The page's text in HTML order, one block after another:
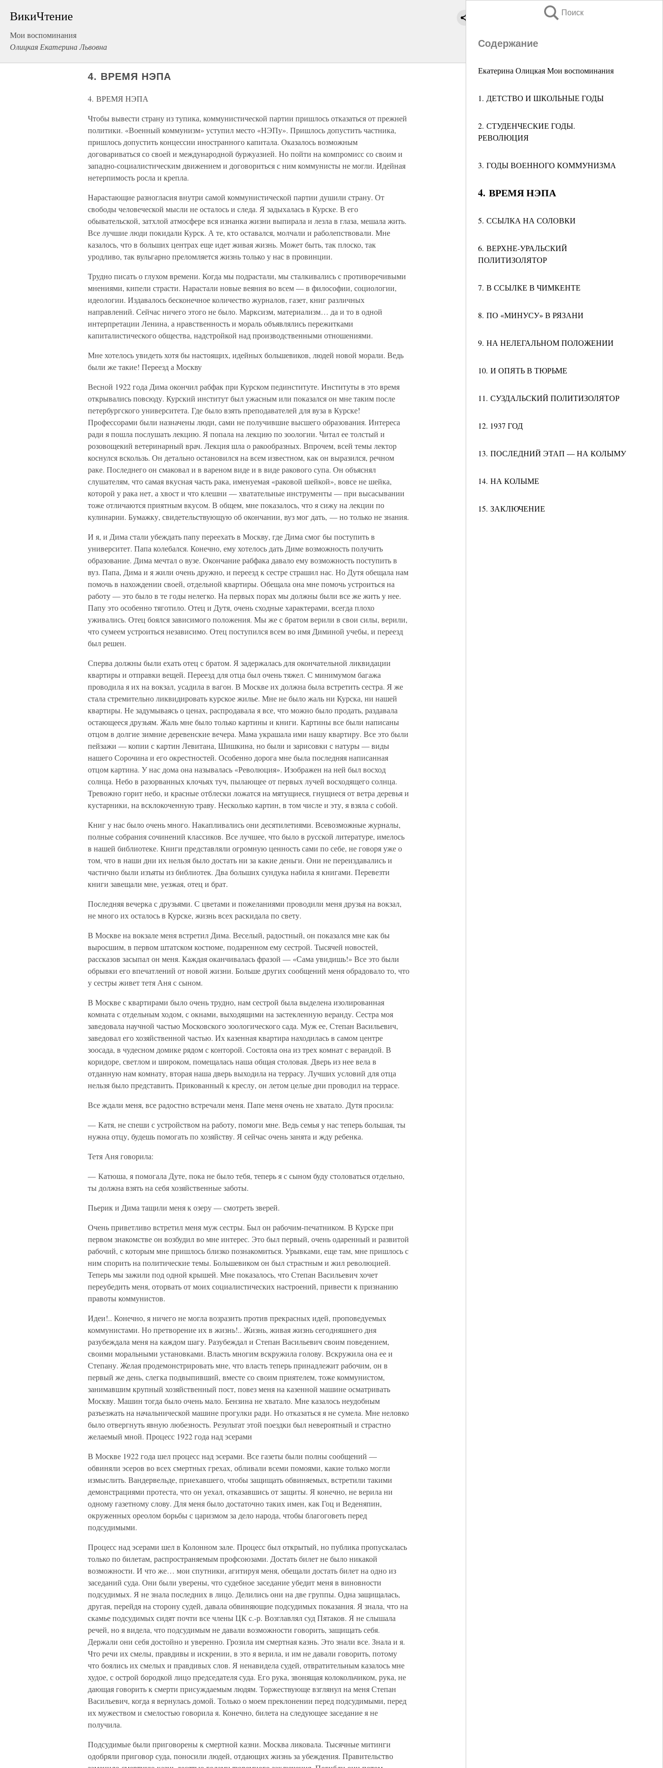
ВикиЧтение
Мои воспоминания
Олицкая Екатерина Львовна
Поиск
Содержание
Екатерина Олицкая Мои воспоминания
1. ДЕТСТВО И ШКОЛЬНЫЕ ГОДЫ
2. СТУДЕНЧЕСКИЕ ГОДЫ.
РЕВОЛЮЦИЯ
3. ГОДЫ ВОЕННОГО КОММУНИЗМА
4. ВРЕМЯ НЭПА
5. ССЫЛКА НА СОЛОВКИ
6. ВЕРХНЕ-УРАЛЬСКИЙ
ПОЛИТИЗОЛЯТОР
7. В ССЫЛКЕ В ЧИМКЕНТЕ
8. ПО «МИНУСУ» В РЯЗАНИ
9. НА НЕЛЕГАЛЬНОМ ПОЛОЖЕНИИ
10. И ОПЯТЬ В ТЮРЬМЕ
11. СУЗДАЛЬСКИЙ ПОЛИТИЗОЛЯТОР
12. 1937 ГОД
13. ПОСЛЕДНИЙ ЭТАП — НА КОЛЫМУ
14. НА КОЛЫМЕ
15. ЗАКЛЮЧЕНИЕ
4. ВРЕМЯ НЭПА
4. ВРЕМЯ НЭПА
Чтобы вывести страну из тупика, коммунистической партии пришлось отказаться от прежней
политики. «Военный коммунизм» уступил место «НЭПу». Пришлось допустить частника,
пришлось допустить концессии иностранного капитала. Оказалось возможным
договариваться со своей и международной буржуазией. Но пойти на компромисс со своим и
западно-социалистическим движением и договориться с ним коммунисты не могли. Идейная
нетерпимость росла и крепла.
Нарастающие разногласия внутри самой коммунистической партии душили страну. От
свободы человеческой мысли не осталось и следа. Я задыхалась в Курске. В его
обывательской, затхлой атмосфере вся изнанка жизни выпирала и лезла в глаза, мешала жить.
Все лучшие люди покидали Курск. А те, кто оставался, молчали и раболепствовали. Мне
казалось, что в больших центрах еще идет живая жизнь. Может быть, так плоско, так
уродливо, так вульгарно преломляется жизнь только у нас в провинции.
Трудно писать о глухом времени. Когда мы подрастали, мы сталкивались с противоречивыми
мнениями, кипели страсти. Нарастали новые веяния во всем — в философии, социологии,
идеологии. Издавалось бесконечное количество журналов, газет, книг различных
направлений. Сейчас ничего этого не было. Марксизм, материализм… да и то в одной
интерпретации Ленина, а нравственность и мораль объявлялись пережитками
капиталистического общества, надстройкой над производственными отношениями.
Мне хотелось увидеть хотя бы настоящих, идейных большевиков, людей новой морали. Ведь
были же такие! Переезд а Москву
Весной 1922 года Дима окончил рабфак при Курском пединституте. Институты в это время
открывались повсюду. Курский институт был ужасным или показался он мне таким после
петербургского университета. Где было взять преподавателей для вуза в Курске!
Профессорами были назначены люди, сами не получившие высшего образования. Интереса
ради я пошла послушать лекцию. Я попала на лекцию по зоологии. Читал ее толстый и
розовощекий ветеринарный врач. Лекция шла о ракообразных. Впрочем, всей темы лектор
коснулся вскользь. Он детально остановился на всем известном, как он выразился, речном
раке. Последнего он смаковал и в вареном виде и в виде ракового супа. Он объяснял
слушателям, что самая вкусная часть рака, именуемая «раковой шейкой», вовсе не шейка,
которой у рака нет, а хвост и что клешни — хватательные инструменты — при высасывании
тоже отличаются приятным вкусом. В общем, мне показалось, что я сижу на лекции по
кулинарии. Бумажку, свидетельствующую об окончании, вуз мог дать, — но только не знания.
И я, и Дима стали убеждать папу переехать в Москву, где Дима смог бы поступить в
университет. Папа колебался. Конечно, ему хотелось дать Диме возможность получить
образование. Дима мечтал о вузе. Окончание рабфака давало ему возможность поступить в
вуз. Папа, Дима и я жили очень дружно, и переезд к сестре страшил нас. Но Дутя обещала нам
помочь в нахождении своей, отдельной квартиры. Обещала она мне помочь устроиться на
работу — это было в те годы нелегко. На первых порах мы должны были все же жить у нее.
Папу это особенно тяготило. Отец и Дутя, очень сходные характерами, всегда плохо
уживались. Отец боялся зависимого положения. Мы же с братом верили в свои силы, верили,
что сумеем устроиться независимо. Отец поступился всем во имя Диминой учебы, и переезд
был решен.
Сперва должны были ехать отец с братом. Я задержалась для окончательной ликвидации
квартиры и отправки вещей. Переезд для отца был очень тяжел. С минимумом багажа
проводила я их на вокзал, усадила в вагон. В Москве их должна была встретить сестра. Я же
стала стремительно ликвидировать курское жилье. Мне не было жаль ни Курска, ни нашей
квартиры. Не задумываясь о ценах, распродавала я все, что можно было продать, раздавала
остающееся друзьям. Жаль мне было только картины и книги. Картины все были написаны
отцом в долгие зимние деревенские вечера. Мама украшала ими нашу квартиру. Все это были
пейзажи — копии с картин Левитана, Шишкина, но были и зарисовки с натуры — виды
нашего Сорочина и его окрестностей. Особенно дорога мне была последняя написанная
отцом картина. У нас дома она называлась «Революция». Изображен на ней был восход
солнца. Небо в разорванных клочьях туч, пылающее от первых лучей восходящего солнца.
Тревожно горит небо, и красные отблески ложатся на мятущиеся, гнущиеся от ветра деревья и
кустарники, на всклокоченную траву. Несколько картин, в том числе и эту, я взяла с собой.
Книг у нас было очень много. Накапливались они десятилетиями. Всевозможные журналы,
полные собрания сочинений классиков. Все лучшее, что было в русской литературе, имелось
в нашей библиотеке. Книги представляли огромную ценность сами по себе, не говоря уже о
том, что в наши дни их нельзя было достать ни за какие деньги. Они не переиздавались и
частично были изъяты из библиотек. Два больших сундука набила я книгами. Перевезти
книги завещали мне, уезжая, отец и брат.
Последняя вечерка с друзьями. С цветами и пожеланиями проводили меня друзья на вокзал,
не много их осталось в Курске, жизнь всех раскидала по свету.
В Москве на вокзале меня встретил Дима. Веселый, радостный, он показался мне как бы
выросшим, в первом штатском костюме, подаренном ему сестрой. Тысячей новостей,
рассказов засыпал он меня. Каждая оканчивалась фразой — «Сама увидишь!» Все это были
обрывки его впечатлений от новой жизни. Больше других сообщений меня обрадовало то, что
у сестры живет тетя Аня с сыном.
В Москве с квартирами было очень трудно, нам сестрой была выделена изолированная
комната с отдельным ходом, с окнами, выходящими на застекленную веранду. Сестра моя
заведовала научной частью Московского зоологического сада. Муж ее, Степан Васильевич,
заведовал его хозяйственной частью. Их казенная квартира находилась в самом центре
зоосада, в чудесном домике рядом с конторой. Состояла она из трех комнат с верандой. В
коридоре, светлом и широком, помещалась наша общая столовая. Дверь из нее вела в
отданную нам комнату, вторая наша дверь выходила на террасу. Лучших условий для отца
нельзя было представить. Прикованный к креслу, он летом целые дни проводил на террасе.
Все ждали меня, все радостно встречали меня. Папе меня очень не хватало. Дутя просила:
— Катя, не спеши с устройством на работу, помоги мне. Ведь семья у нас теперь большая, ты
нужна отцу, будешь помогать по хозяйству. Я сейчас очень занята и жду ребенка.
Тетя Аня говорила:
— Катюша, я помогала Дуте, пока не было тебя, теперь я с сыном буду столоваться отдельно,
ты должна взять на себя хозяйственные заботы.
Пьерик и Дима тащили меня к озеру — смотреть зверей.
Очень приветливо встретил меня муж сестры. Был он рабочим-печатником. В Курске при
первом знакомстве он возбудил во мне интерес. Это был первый, очень одаренный и развитой
рабочий, с которым мне пришлось близко познакомиться. Урывками, еще там, мне пришлось с
ним спорить на политические темы. Большевиком он был страстным и жил революцией.
Теперь мы зажили под одной крышей. Мне показалось, что Степан Васильевич хочет
переубедить меня, оторвать от моих социалистических настроений, привести к признанию
правоты коммунистов.
Идеи!.. Конечно, я ничего не могла возразить против прекрасных идей, проповедуемых
коммунистами. Но претворение их в жизнь!.. Жизнь, живая жизнь сегодняшнего дня
разубеждала меня на каждом шагу. Разубеждал и Степан Васильевич своим поведением,
своими моральными установками. Власть многим вскружила голову. Вскружила она ее и
Степану. Желая продемонстрировать мне, что власть теперь принадлежит рабочим, он в
первый же день, слегка подвыпивший, вместе со своим приятелем, тоже коммунистом,
занимавшим крупный хозяйственный пост, повез меня на казенной машине осматривать
Москву. Машин тогда было очень мало. Бензина не хватало. Мне казалось неудобным
разъезжать на начальнической машине прогулки ради. Но отказаться я не сумела. Мне неловко
было отвергнуть явную любезность. Результат этой поездки был невероятный и страстно
желаемый мной. Процесс 1922 года над эсерами
В Москве 1922 года шел процесс над эсерами. Все газеты были полны сообщений —
обвиняли эсеров во всех смертных грехах, обливали всеми помоями, какие только могли
измыслить. Вандервельде, приехавшего, чтобы защищать обвиняемых, встретили такими
демонстрациями протеста, что он уехал, отказавшись от защиты. Я конечно, не верила ни
одному газетному слову. Для меня было достаточно таких имен, как Гоц и Веденяпин,
окруженных ореолом борьбы с царизмом за дело народа, чтобы благоговеть перед
подсудимыми.
Процесс над эсерами шел в Колонном зале. Процесс был открытый, но публика пропускалась
только по билетам, распространяемым профсоюзами. Достать билет не было никакой
возможности. И что же… мои спутники, агитируя меня, обещали достать билет на одно из
заседаний суда. Они были уверены, что судебное заседание убедит меня в виновности
подсудимых. Я не знала последних в лицо. Делились они на две группы. Одна защищалась,
другая, перейдя на сторону судей, давала обвиняющие подсудимых показания. Я знала, что на
скамье подсудимых сидят почти все члены ЦК с.-р. Возглавлял суд Пятаков. Я не слышала
речей, но я видела, что подсудимым не давали возможности говорить, защищать себя.
Держали они себя достойно и уверенно. Грозила им смертная казнь. Это знали все. Знала и я.
Что речи их смелы, правдивы и искрении, в это я верила, и им не давали говорить, потому
что боялись их смелых и правдивых слов. Я ненавидела судей, отвратительным казалось мне
худое, с острой бородкой лицо председателя суда. Его рука, звонящая колокольчиком, рука, не
дающая говорить к смерти присуждаемым людям. Торжествующе взглянул на меня Степан
Васильевич, когда я вернулась домой. Только о моем преклонении перед подсудимыми, перед
их мужеством и смелостью говорила я. Конечно, билета на следующее заседание я не
получила.
Подсудимые были приговорены к смертной казни. Москва ликовала. Тысячные митинги
одобряли приговор суда, поносили людей, отдающих жизнь за убеждения. Правительство